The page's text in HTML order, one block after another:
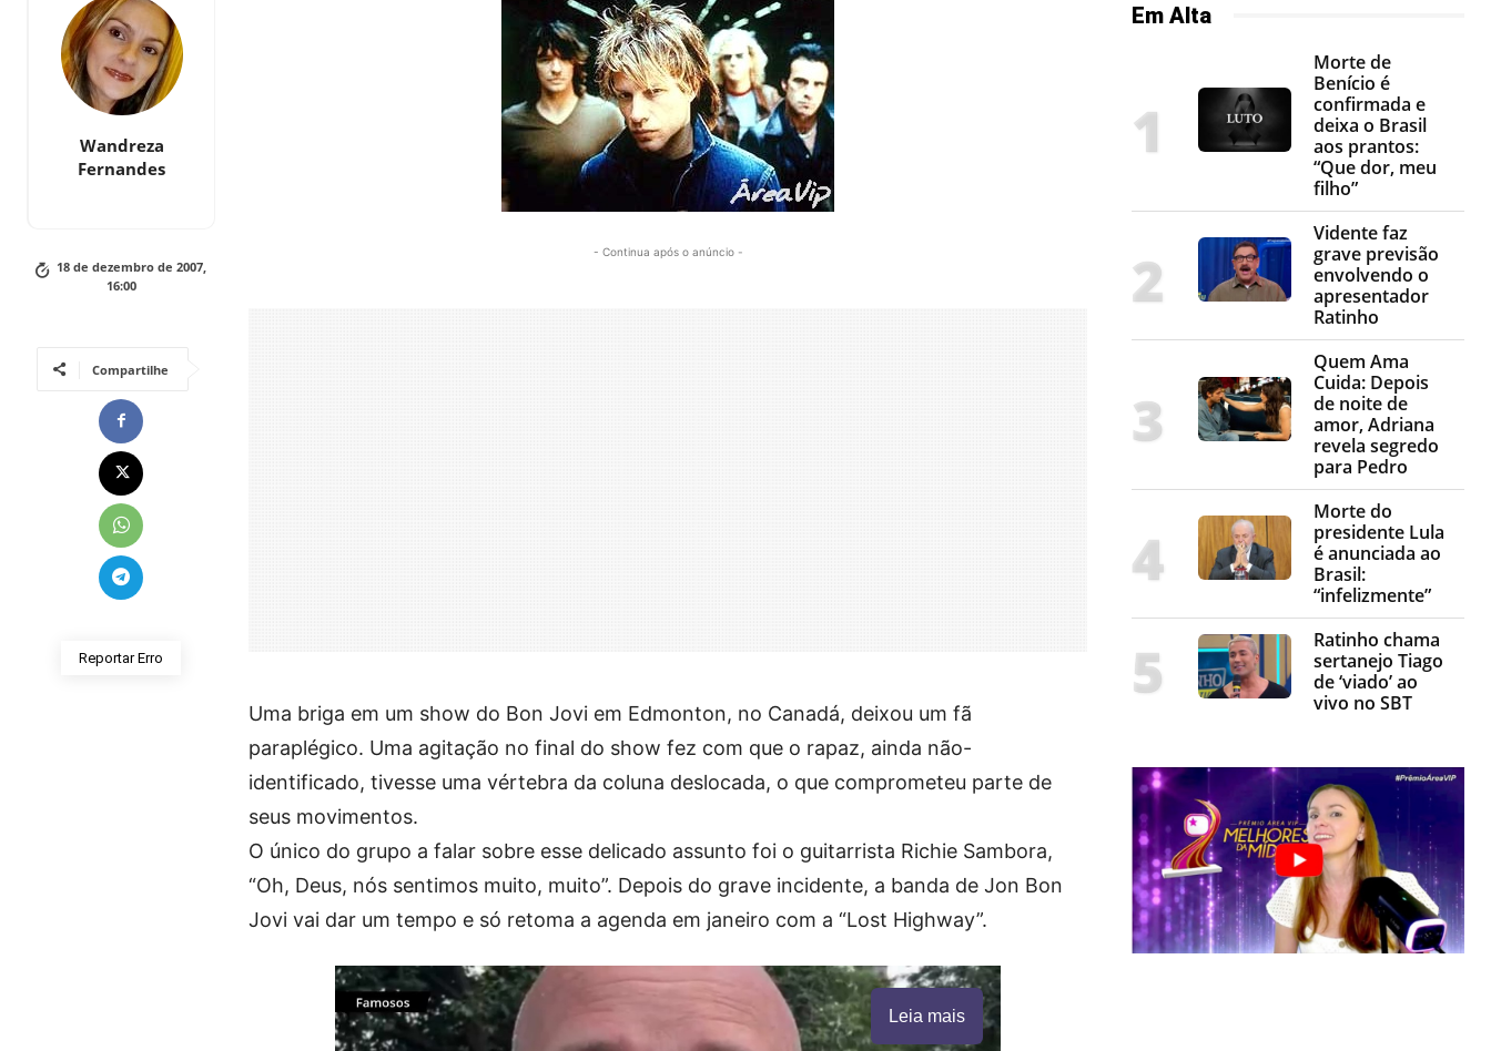
Wandreza
Fernandes
18 de dezembro de 2007,
16:00
Compartilhe
Reportar Erro
- Continua após o anúncio -
Uma briga em um show do Bon Jovi em Edmonton, no Canadá, deixou um fã
paraplégico. Uma agitação no final do show fez com que o rapaz, ainda não-
identificado, tivesse uma vértebra da coluna deslocada, o que comprometeu parte de
seus movimentos.
O único do grupo a falar sobre esse delicado assunto foi o guitarrista Richie Sambora,
“Oh, Deus, nós sentimos muito, muito”. Depois do grave incidente, a banda de Jon Bon
Jovi vai dar um tempo e só retoma a agenda em janeiro com a “Lost Highway”.
Leia mais
Em Alta
Morte de
Benício é
confirmada e
deixa o Brasil
aos prantos:
“Que dor, meu
filho”
Vidente faz
grave previsão
envolvendo o
apresentador
Ratinho
Quem Ama
Cuida: Depois
de noite de
amor, Adriana
revela segredo
para Pedro
Morte do
presidente Lula
é anunciada ao
Brasil:
“infelizmente”
Ratinho chama
sertanejo Tiago
de ‘viado’ ao
vivo no SBT